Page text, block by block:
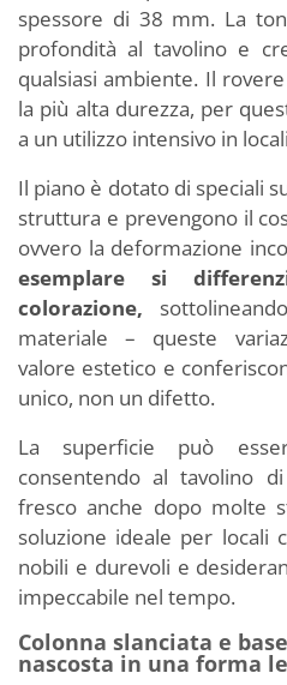
spessore di 38 mm. La
profondità al tavolino e
qualsiasi ambiente. Il
la più alta durezza, per
a un utilizzo intensivo in
Il piano è dotato di speciali
struttura e prevengono il
ovvero la deformazione
esemplare si
colorazione,
materiale – queste
valore estetico e
unico, non un difetto.
La superficie può
consentendo al tavolino
fresco anche dopo molte
soluzione ideale per locali
nobili e durevoli e
impeccabile nel tempo.
Colonna slanciata e
nascosta in una forma